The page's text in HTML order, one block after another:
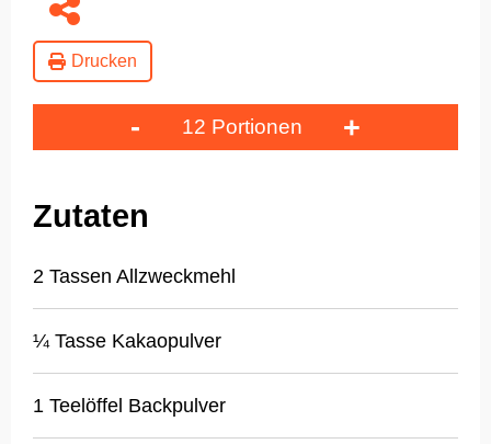
Drucken
- 12 Portionen +
Zutaten
2 Tassen Allzweckmehl
¼ Tasse Kakaopulver
1 Teelöffel Backpulver